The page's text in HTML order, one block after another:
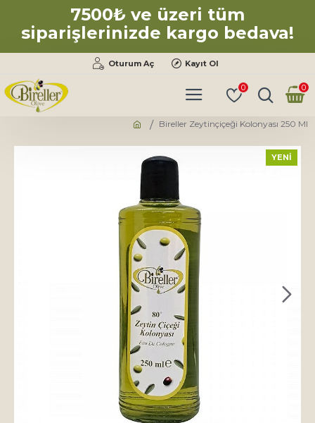
7500₺ ve üzeri tüm
siparişlerinizde kargo bedava!
Oturum Aç Kayıt Ol
0 0
Bireller Zeytinçiçeği Kolonyası 250 Ml
YENI